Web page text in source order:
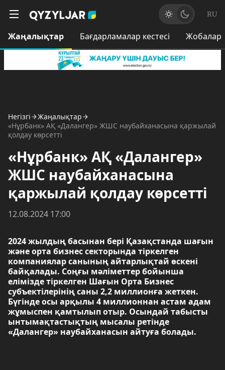
RU
Жаңалықтар Бағдарламалар кестесі Жобалар
Негізгі
Жаңалықтар
«Нұрбанк» АҚ «Далангер» ЖШС наубайханасына қаржылай
қолдау көрсетті
«Нұрбанк» АҚ «Далангер»
ЖШС наубайханасына
қаржылай қолдау көрсетті
12.08.2024 17:00
2024 жылдың басынан бері Қазақстанда шағын
және орта бизнес секторында тіркелген
компаниялар санының айтарлықтай өскені
байқалады. Соңғы мәліметтер бойынша
елімізде тіркелген Шағын Орта Бизнес
субъектілерінің саны 2,2 миллионға жеткен.
Бүгінде осы арқылы 4 миллионнан астам адам
жұмыспен қамтылып отыр. Осындай табысты
ынтымақтастықтың мысалы ретінде
«Далангер» наубайханасын айтуға болады.